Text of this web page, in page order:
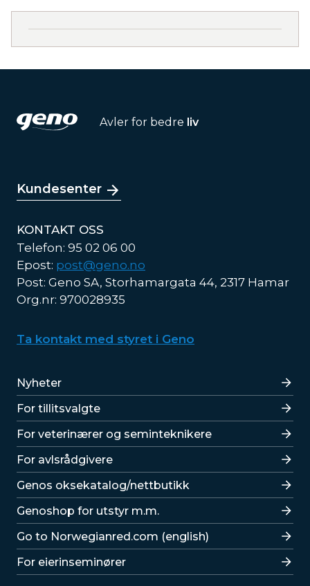
Avler for bedre liv
Kundesenter
KONTAKT OSS
Telefon: 95 02 06 00
Epost: post@geno.no
Post: Geno SA, Storhamargata 44, 2317 Hamar
Org.nr: 970028935
Ta kontakt med styret i Geno
Lenker
Nyheter
For tillitsvalgte
For veterinærer og seminteknikere
For avlsrådgivere
Lenker
Genos oksekatalog/nettbutikk
Genoshop for utstyr m.m.
Go to Norwegianred.com (english)
For eierinseminører